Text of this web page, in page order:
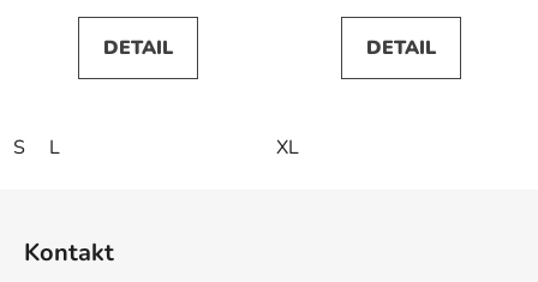
DETAIL
S L
DETAIL
XL
Kontakt